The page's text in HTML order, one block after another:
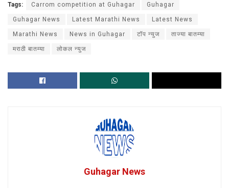
Tags: Carrom competition at Guhagar Guhagar
Guhagar News Latest Marathi News Latest News
Marathi News News in Guhagar टॉप न्युज ताज्या बातम्या
मराठी बातम्या लोकल न्युज
Guhagar News